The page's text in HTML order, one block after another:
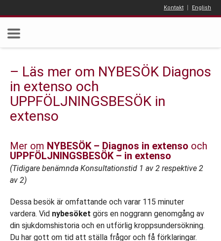
Kontakt English
– Läs mer om NYBESÖK Diagnos
in extenso och
UPPFÖLJNINGSBESÖK in
extenso
Mer om NYBESÖK – Diagnos in extenso och
UPPFÖLJNINGSBESÖK – in extenso
(Tidigare benämnda Konsultationstid 1 av 2 respektive 2
av 2)
Dessa besök är omfattande och varar 115 minuter
vardera. Vid nybesöket görs en noggrann genomgång av
din sjukdomshistoria och en utförlig kroppsundersökning.
Du har gott om tid att ställa frågor och få förklaringar.